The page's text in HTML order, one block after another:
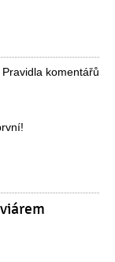
Pravidla komentářů